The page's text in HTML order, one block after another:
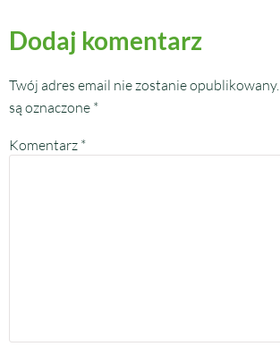
Dodaj komentarz
Twój adres email nie zostanie opublikowany.
są oznaczone *
Komentarz *